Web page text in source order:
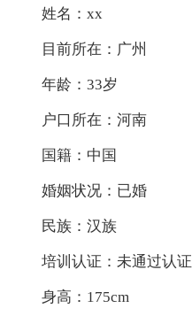
姓名：xx
目前所在：广州
年龄：33岁
户口所在：河南
国籍：中国
婚姻状况：已婚
民族：汉族
培训认证：未通过认证
身高：175cm